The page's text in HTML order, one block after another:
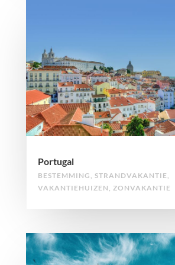
Portugal
BESTEMMING , STRANDVAKANTIE ,
VAKANTIEHUIZEN , ZONVAKANTIE